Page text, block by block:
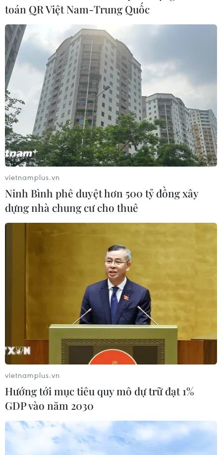
2026 phản ánh vị thế ngày càng lớn mạnh của cộng
đồng người Việt trong đời sống kinh tế-xã hội tại
Vancouver và nhiều thành phố khác ở Canada.
toán QR Việt Nam-Trung Quốc
vietnamplus.vn
Ninh Bình phê duyệt hơn 500 tỷ đồng xây
dựng nhà chung cư cho thuê
vietnamplus.vn
Hướng tới mục tiêu quy mô dự trữ đạt 1%
GDP vào năm 2030